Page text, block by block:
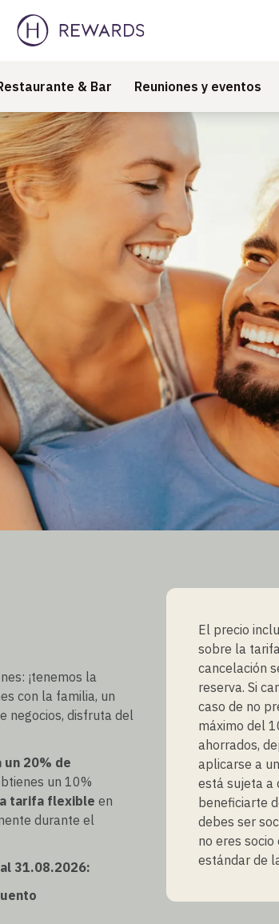
& Bar Reuniones y eventos
¡tenemos la
con la familia, un
negocios, disfruta del
un 20% de
un 10%
tarifa flexible en
durante el
31.08.2026:
El precio
sobre la
cancelación
reserva. Si
caso de no
máximo del
ahorrados,
aplicarse a
está sujeta a
beneficiarte
debes ser
no eres
estándar de